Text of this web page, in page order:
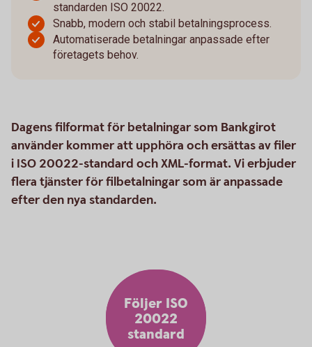
standarden ISO 20022.
Snabb, modern och stabil betalningsprocess.
Automatiserade betalningar anpassade efter
företagets behov.
Dagens filformat för betalningar som Bankgirot
använder kommer att upphöra och ersättas av filer
i ISO 20022-standard och XML-format. Vi erbjuder
flera tjänster för filbetalningar som är anpassade
efter den nya standarden.
Följer ISO
20022
standard